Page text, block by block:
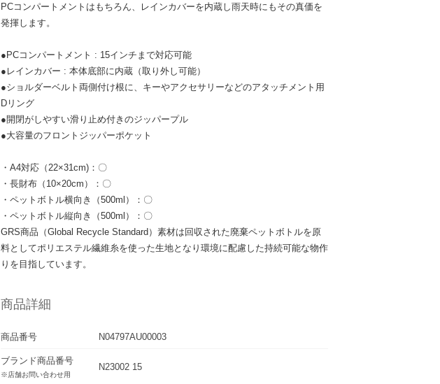
PCコンパートメントはもちろん、レインカバーを内蔵し雨天時にもその真価を
発揮します。
●PCコンパートメント : 15インチまで対応可能
●レインカバー : 本体底部に内蔵（取り外し可能）
●ショルダーベルト両側付け根に、キーやアクセサリーなどのアタッチメント用
Dリング
●開閉がしやすい滑り止め付きのジッパープル
●大容量のフロントジッパーポケット
・A4対応（22×31cm)：〇
・長財布（10×20cm）：〇
・ペットボトル横向き（500ml）：〇
・ペットボトル縦向き（500ml）：〇
GRS商品（Global Recycle Standard）素材は回収された廃棄ペットボトルを原
料としてポリエステル繊維糸を使った生地となり環境に配慮した持続可能な物作
りを目指しています。
商品詳細
商品番号 N04797AU00003
ブランド商品番号
※店舗お問い合わせ用
N23002 15